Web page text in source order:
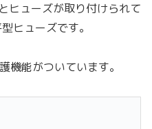
ヒューズが取り付けられて
ヒューズです。
機能がついています。